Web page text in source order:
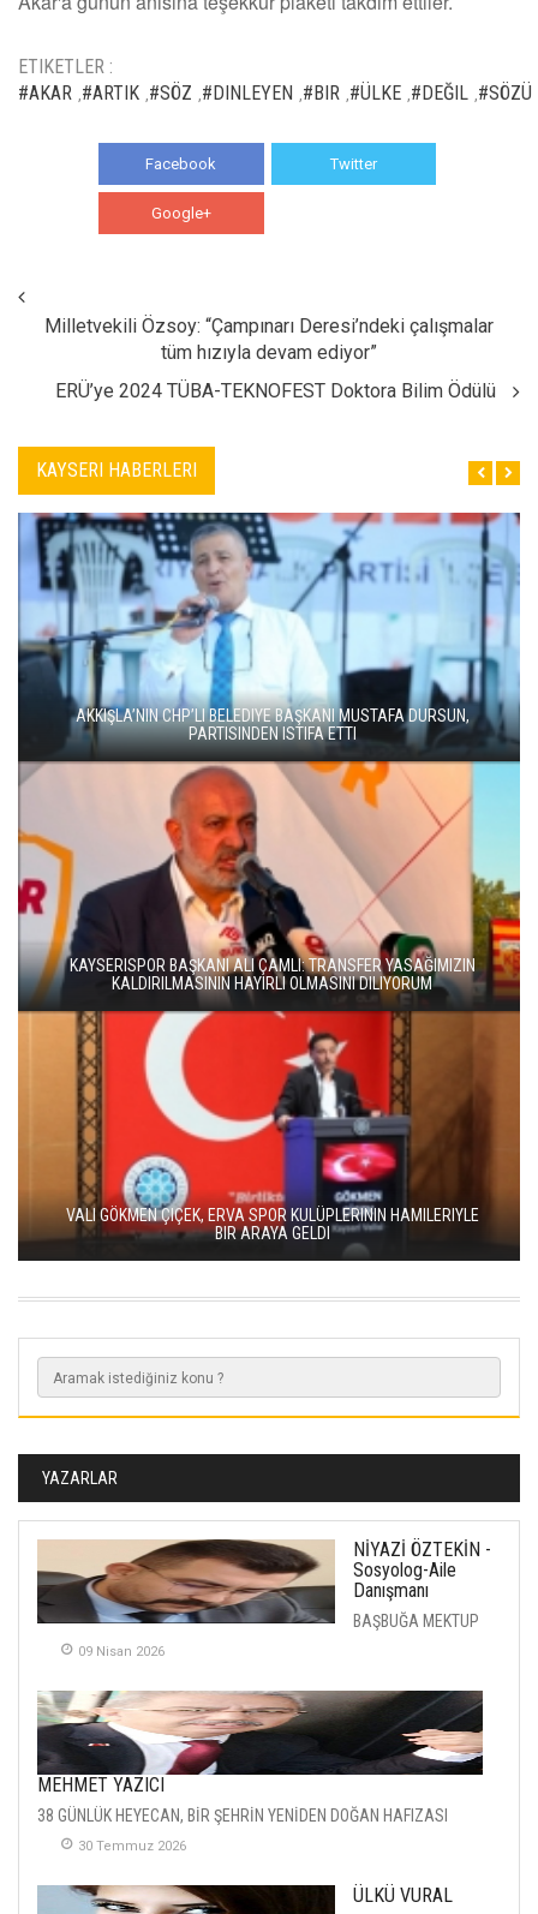
ETIKETLER :
#AKAR #ARTIK #SÖZ #DINLEYEN #BIR #ÜLKE #DEĞIL #SÖZÜ
Facebook Twitter
Google+
Milletvekili Özsoy: “Çampınarı Deresi’ndeki çalışmalar
tüm hızıyla devam ediyor”
ERÜ’ye 2024 TÜBA-TEKNOFEST Doktora Bilim Ödülü
KAYSERI HABERLERI
AKKIŞLA’NIN CHP’LI BELEDIYE BAŞKANI MUSTAFA DURSUN,
PARTISINDEN ISTIFA ETTI
KAYSERISPOR BAŞKANI ALI ÇAMLI: TRANSFER YASAĞIMIZIN
KALDIRILMASININ HAYIRLI OLMASINI DILIYORUM
VALI GÖKMEN ÇIÇEK, ERVA SPOR KULÜPLERININ HAMILERIYLE
BIR ARAYA GELDI
YAZARLAR
NİYAZİ ÖZTEKİN -
Sosyolog-Aile
Danışmanı
BAŞBUĞA MEKTUP
09 Nisan 2026
MEHMET YAZICI
38 GÜNLÜK HEYECAN, BİR ŞEHRİN YENİDEN DOĞAN HAFIZASI
30 Temmuz 2026
ÜLKÜ VURAL